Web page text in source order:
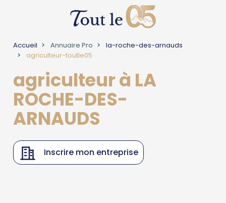
Accueil Annuaire Pro
la-roche-des-arnauds
agriculteur-toutle05
agriculteur à LA
ROCHE-DES-
ARNAUDS
Inscrire mon entreprise